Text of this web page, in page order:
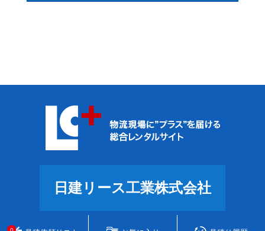
日建リース工業株式会社